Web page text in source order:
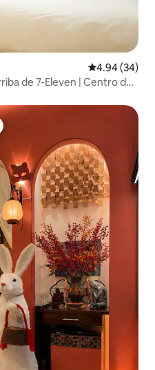
Calificación
4.94 (34)
de 7-Eleven | Centro de